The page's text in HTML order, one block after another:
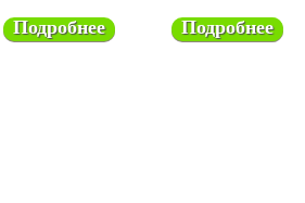
Подробнее Подробнее